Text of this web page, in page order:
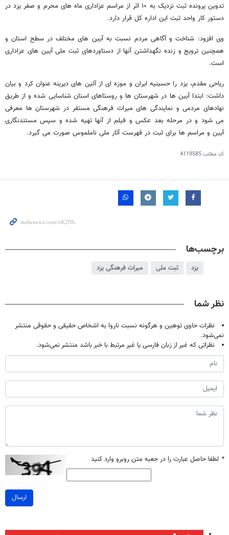
تدوین پرونده ثبت نزدیک به ۱۰ اثر از مراسم عزاداری ماه های محرم و صفر یزد در
دستور کار واحد ثبت این اداره کل قرار دارد.
وی افزود: شناخت و آگاهی مردم نسبت به آیین های مختلف در سطح استان و
همچنین ترویج و زنده نگهداشتن آنها از دستاوردهای ثبت ملی آیین های عزاداری
است.
ریاحی مقدم، یزد را حسینیه ایران و موزه ای از آئین های دیرینه عنوان کرد و بیان
داشت: ابتدا آیین ها در شهرستان ها و روستاهای استان شناسایی شده و از طریق
نهادهای مردمی و نمایندگی های میراث فرهنگی مستقر در شهرستان ها معرفی
می شود و در مرحله بعد عکس و فیلم از آنها تهیه شده و سپس مستندنگاری
آیین و مراسم ها برای ثبت در فهرست آثار ملی ناملموس صورت می گیرد.
کد مطلب4119585
برچسب‌ها
یزد ثبت ملی میراث فرهنگی یزد
نظر شما
نظرات حاوی توهین و هرگونه نسبت ناروا به اشخاص حقیقی و حقوقی منتشر
نمی‌شود.
نظراتی که غیر از زبان فارسی یا غیر مرتبط با خبر باشد منتشر نمی‌شود.
* لطفا حاصل عبارت را در جعبه متن روبرو وارد کنید
ارسال